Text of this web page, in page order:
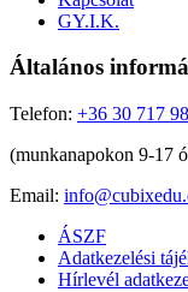
GY.I.K.
Általános
Telefon: +36 30 717
(munkanapokon 9-17
Email:
ÁSZF
Adatkezelési
Hírlevél